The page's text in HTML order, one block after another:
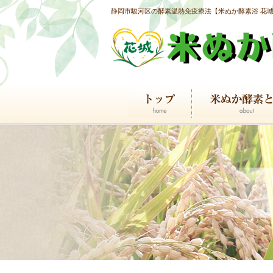
静岡市駿河区の酵素温熱免疫療法【米ぬか酵素浴 花